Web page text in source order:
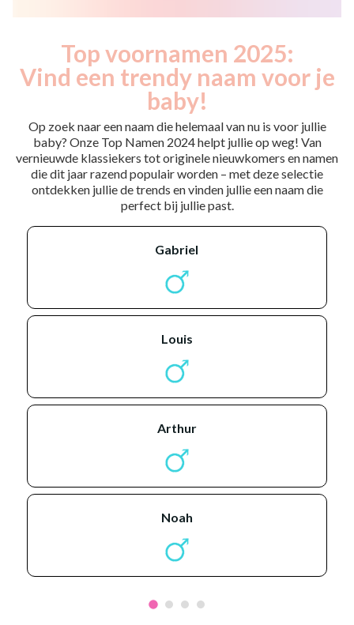
Top voornamen 2025:
Vind een trendy naam voor je
baby!
Op zoek naar een naam die helemaal van nu is voor jullie
baby? Onze Top Namen 2024 helpt jullie op weg! Van
vernieuwde klassiekers tot originele nieuwkomers en namen
die dit jaar razend populair worden – met deze selectie
ontdekken jullie de trends en vinden jullie een naam die
perfect bij jullie past.
gabriel
louis
arthur
noah